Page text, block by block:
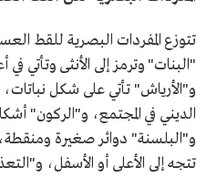
تتوزع المفردات البصرية للقط
"البنات" وترمز إلى الأنثى وتأتي
و"الأرياش" تأتي على شكل نباتات،
الديني في المجتمع، و"الركون"
و"البلسنة" دوائر صغيرة
تتجه إلى الأعلى أو الأسفل،